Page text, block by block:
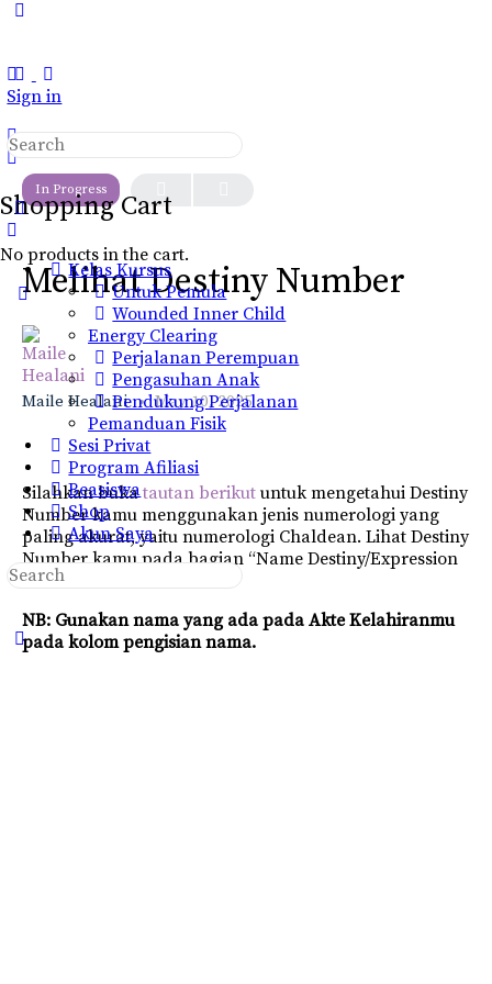
Sign in
Shopping Cart
No products in the cart.
Search
for:
Kelas Kursus
Untuk Pemula
Wounded Inner Child
Energy Clearing
Perjalanan Perempuan
Pengasuhan Anak
Pendukung Perjalanan
Pemanduan Fisik
Sesi Privat
Program Afiliasi
Beasiswa
Shop
Akun Saya
Search
for:
Close
LESSON 1
In Progress
Melihat Destiny Number
Maile Healani May 10, 2025
Silahkan bukatautan berikut untuk mengetahui Destiny
Number kamu menggunakan jenis numerologi yang
paling akurat, yaitu numerologi Chaldean. Lihat Destiny
Number kamu pada bagian “Name Destiny/Expression
Number”.
NB: Gunakan nama yang ada pada Akte Kelahiranmu
pada kolom pengisian nama.